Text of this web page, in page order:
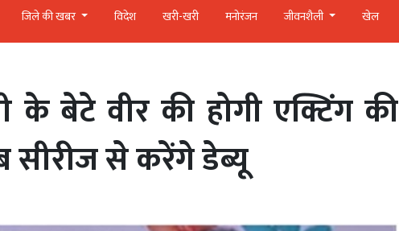
जिले की खबर विदेश खरी-खरी मनोरंजन जीवनशैली खेल
के बेटे वीर की होगी एक्टिंग की
सीरीज से करेंगे डेब्यू